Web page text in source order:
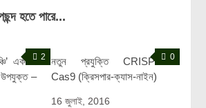
হতে পারে...
2
একজন
উপযুক্ত –
0
নতুন প্রযুক্তি CRISPR-
Cas9 (ক্রিসপার-ক্যাস-নাইন)
16 জুলাই, 2016